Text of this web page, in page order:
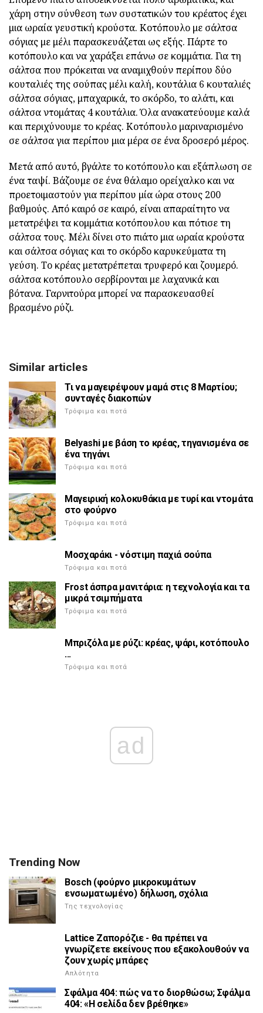
χάρη στην σύνθεση των συστατικών του κρέατος έχει
μια ωραία γευστική κρούστα. Κοτόπουλο με σάλτσα
σόγιας με μέλι παρασκευάζεται ως εξής. Πάρτε το
κοτόπουλο και να χαράξει επάνω σε κομμάτια. Για τη
σάλτσα που πρόκειται να αναμιχθούν περίπου δύο
κουταλιές της σούπας μέλι καλή, κουτάλια 6 κουταλιές
σάλτσα σόγιας, μπαχαρικά, το σκόρδο, το αλάτι, και
σάλτσα ντομάτας 4 κουτάλια. Όλα ανακατεύουμε καλά
και περιχύνουμε το κρέας. Κοτόπουλο μαριναρισμένο
σε σάλτσα για περίπου μια μέρα σε ένα δροσερό μέρος.
Μετά από αυτό, βγάλτε το κοτόπουλο και εξάπλωση σε
ένα ταψί. Βάζουμε σε ένα θάλαμο ορείχαλκο και να
προετοιμαστούν για περίπου μία ώρα στους 200
βαθμούς. Από καιρό σε καιρό, είναι απαραίτητο να
μετατρέψει τα κομμάτια κοτόπουλου και πότισε τη
σάλτσα τους. Μέλι δίνει στο πιάτο μια ωραία κρούστα
και σάλτσα σόγιας και το σκόρδο καρυκεύματα τη
γεύση. Το κρέας μετατρέπεται τρυφερό και ζουμερό.
σάλτσα κοτόπουλο σερβίρονται με λαχανικά και
βότανα. Γαρνιτούρα μπορεί να παρασκευασθεί
βρασμένο ρύζι.
Similar articles
Τι να μαγειρέψουν μαμά στις 8 Μαρτίου;
συνταγές διακοπών
Τρόφιμα και ποτά
Belyashi με βάση το κρέας, τηγανισμένα σε
ένα τηγάνι
Τρόφιμα και ποτά
Μαγειρική κολοκυθάκια με τυρί και ντομάτα
στο φούρνο
Τρόφιμα και ποτά
Μοσχαράκι - νόστιμη παχιά σούπα
Τρόφιμα και ποτά
Frost άσπρα μανιτάρια: η τεχνολογία και τα
μικρά τσιμπήματα
Τρόφιμα και ποτά
Μπριζόλα με ρύζι: κρέας, ψάρι, κοτόπουλο
...
Τρόφιμα και ποτά
ad
Trending Now
Bosch (φούρνο μικροκυμάτων
ενσωματωμένο) δήλωση, σχόλια
Της τεχνολογίας
Lattice Ζαπορόζιε - θα πρέπει να
γνωρίζετε εκείνους που εξακολουθούν να
ζουν χωρίς μπάρες
Απλότητα
Σφάλμα 404: πώς να το διορθώσω; Σφάλμα
404: «Η σελίδα δεν βρέθηκε»